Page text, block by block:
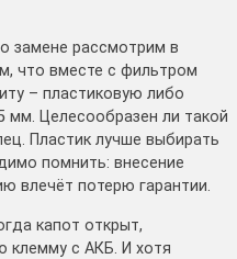
замене рассмотрим в
что вместе с фильтром
– пластиковую либо
мм. Целесообразен ли такой
Пластик лучше выбирать
помнить: внесение
влечёт потерю гарантии.
капот открыт,
клемму с АКБ. И хотя